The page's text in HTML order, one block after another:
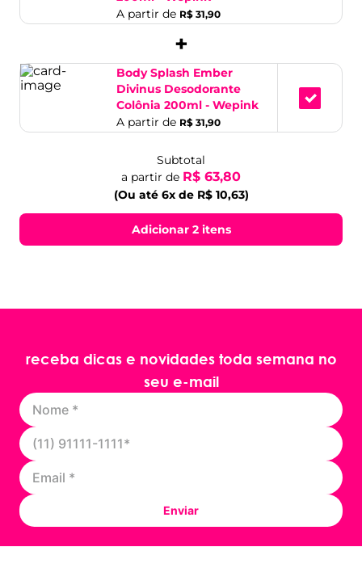
A partir de R$ 31,90
+
Body Splash Ember
Divinus Desodorante
Colônia 200ml - Wepink
A partir de R$ 31,90
Subtotal
a partir de R$ 63,80
(Ou até 6x de R$ 10,63)
Adicionar 2 itens
receba dicas e novidades toda semana no
seu e-mail
Enviar